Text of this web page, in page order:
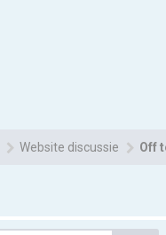
Website discussie Off